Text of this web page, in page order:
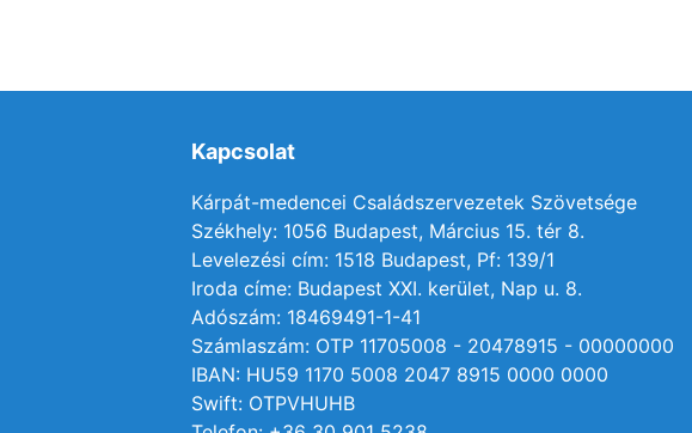
Kapcsolat
Kárpát-medencei Családszervezetek Szövetsége
Székhely: 1056 Budapest, Március 15. tér 8.
Levelezési cím: 1518 Budapest, Pf: 139/1
Iroda címe: Budapest XXI. kerület, Nap u. 8.
Adószám: 18469491-1-41
Számlaszám: OTP 11705008 - 20478915 - 00000000
IBAN: HU59 1170 5008 2047 8915 0000 0000
Swift: OTPVHUHB